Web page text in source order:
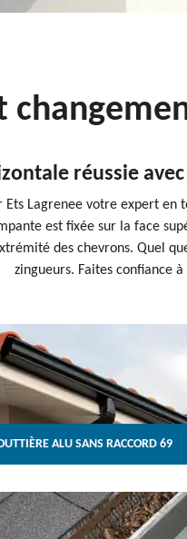
réussie
Lagrenee votre expert
est fixée sur la face
des chevrons. Quel
zingueurs. Faites confiance
ALU SANS RACCORD 69